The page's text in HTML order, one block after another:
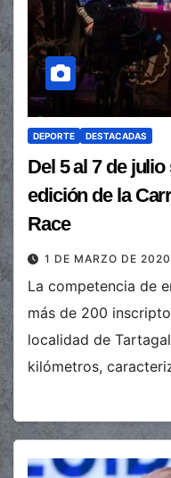
DEPORTE DESTACADAS
Del 5 al 7 de julio
edición de la
Race
1 DE MARZO DE 2020
La competencia de
más de 200
localidad de
kilómetros,